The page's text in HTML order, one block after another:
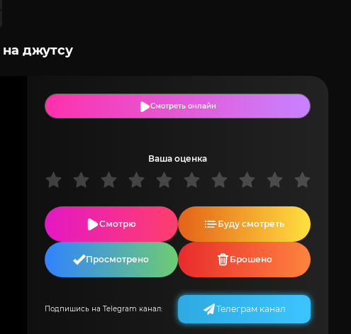
джутсу
Смотреть онлайн
Ваша оценка
Смотрю Буду смотреть
Просмотрено Брошено
Подпишись на Telegram канал: Телеграм канал